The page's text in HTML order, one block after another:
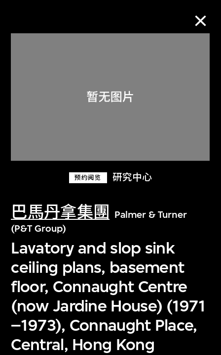
预约阅览 研究中心
巴馬丹拿集團
Palmer & Turner
(P&T Group)
Lavatory and slop sink
ceiling plans, basement
floor, Connaught Centre
(now Jardine House) (1971
–1973), Connaught Place,
Central, Hong Kong
关于M+藏品
探索世界顶级的二十及二十一世纪视觉
文化藏品。